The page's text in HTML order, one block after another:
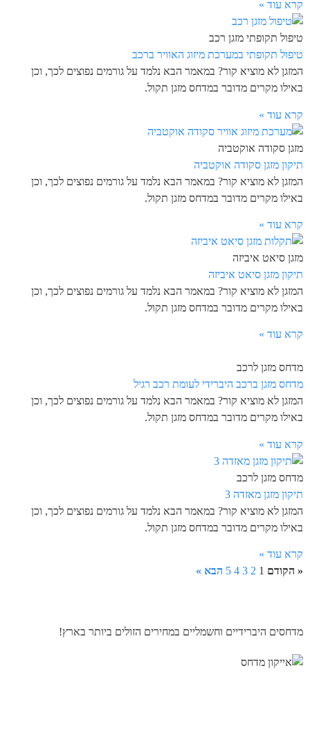
קרא עוד »
טיפול תקופתי מזגן רכב
טיפול תקופתי במערכת מיזוג האוויר ברכב
המזגן לא מוציא קור? במאמר הבא נלמד על גורמים נפוצים לכך, וכן
באילו מקרים מדובר במדחס מזגן תקול.
קרא עוד »
מזגן סקודה אוקטביה
תיקון מזגן סקודה אוקטביה
המזגן לא מוציא קור? במאמר הבא נלמד על גורמים נפוצים לכך, וכן
באילו מקרים מדובר במדחס מזגן תקול.
קרא עוד »
מזגן סיאט איביזה
תיקון מזגן סיאט איביזה
המזגן לא מוציא קור? במאמר הבא נלמד על גורמים נפוצים לכך, וכן
באילו מקרים מדובר במדחס מזגן תקול.
קרא עוד »
מדחס מזגן לרכב
מדחס מזגן ברכב היברידי לעומת רכב רגיל
המזגן לא מוציא קור? במאמר הבא נלמד על גורמים נפוצים לכך, וכן
באילו מקרים מדובר במדחס מזגן תקול.
קרא עוד »
מדחס מזגן לרכב
תיקון מזגן מאזדה 3
המזגן לא מוציא קור? במאמר הבא נלמד על גורמים נפוצים לכך, וכן
באילו מקרים מדובר במדחס מזגן תקול.
קרא עוד »
« הקודם 1
2
3
4
5 הבא »
מדחסים היברידיים וחשמליים במחירים הזולים ביותר בארץ!